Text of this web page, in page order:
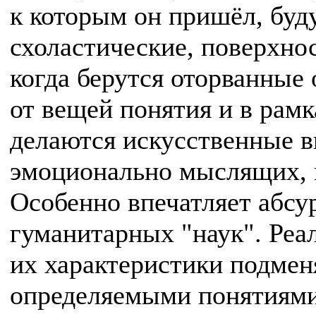
к которым он пришёл,
схоластические,
когда берутся
от вещей понятия и в
делаются искусственные
эмоционально мыслящих,
Особенно впечатляет
гуманитарных "наук".
их характеристики
определяемыми